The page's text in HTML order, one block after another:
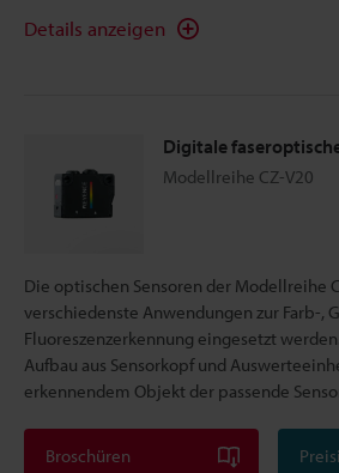
Details anzeigen
Digitale
Modellreihe CZ-V20
Die optischen Sensoren der Modellreihe
verschiedenste Anwendungen zur Farb-,
Fluoreszenzerkennung eingesetzt
Aufbau aus Sensorkopf und
erkennendem Objekt der passende
Broschüren